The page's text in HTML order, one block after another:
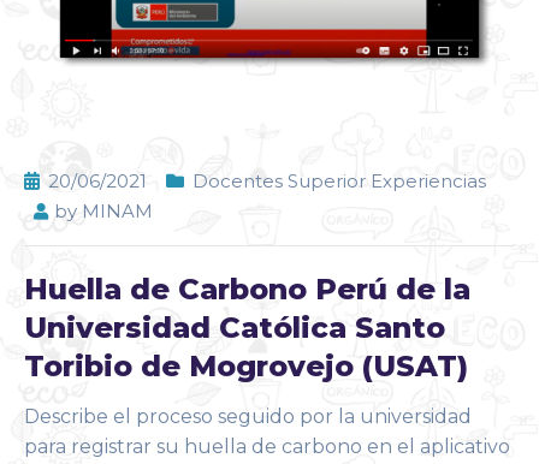
20/06/2021
Docentes Superior Experiencias
by MINAM
Huella de Carbono Perú de la
Universidad Católica Santo
Toribio de Mogrovejo (USAT)
Describe el proceso seguido por la universidad
para registrar su huella de carbono en el aplicativo